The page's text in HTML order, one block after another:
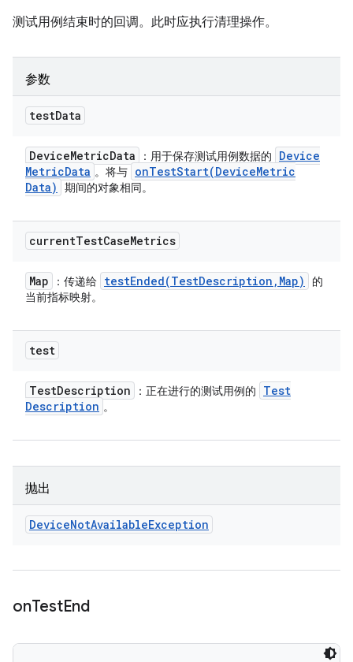
测试用例结束时的回调。此时应执行清理操作。
参数
testData
DeviceMetricData ：用于保存测试用例数据的
Device
MetricData 。将与 onTestStart(DeviceMetric
Data)
期间的对象相同。
currentTestCaseMetrics
Map ：传递给 testEnded(TestDescription , Map)
的
当前指标映射。
test
TestDescription ：正在进行的测试用例的
Test
Description 。
抛出
DeviceNotAvailableException
onTestEnd